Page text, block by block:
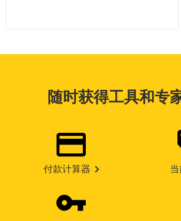
随时获得工具和专
付款计算器